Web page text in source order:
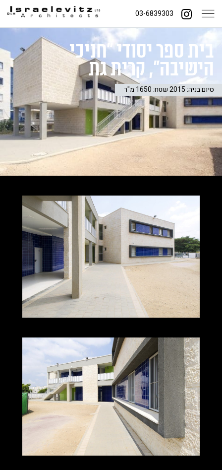
03-6839303
בית ספר יסודי "חניכי
הישיבה", קרית גת
סיום בניה: 2015 שטח: 1650 מ"ר